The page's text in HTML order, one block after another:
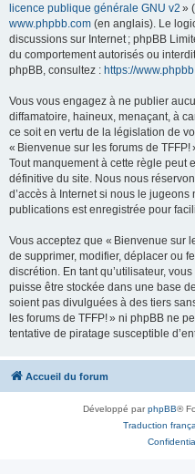
licence publique générale GNU v2 »
www.phpbb.com (en anglais). Le
discussions sur Internet ; phpBB
du comportement autorisés ou
phpBB, consultez : https://
Vous vous engagez à ne publier
diffamatoire, haineux, menaçant, à
ce soit en vertu de la législation de
« Bienvenue sur les forums de
Tout manquement à cette règle peut
définitive du site. Nous nous
d’accès à Internet si nous le jugeons
publications est enregistrée pour
Vous acceptez que « Bienvenue sur
de supprimer, modifier, déplacer ou
discrétion. En tant qu’utilisateur,
puisse être stockée dans une base
soient pas divulguées à des tiers
les forums de TFFP! » ni phpBB ne
tentative de piratage susceptible
Accueil du forum
Développé parphpBB®
Traduction